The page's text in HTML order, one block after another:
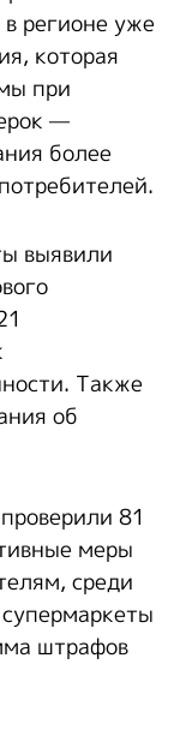
регионе уже
которая
при
—
более
выявили
Также
об
81
меры
среди
штрафов